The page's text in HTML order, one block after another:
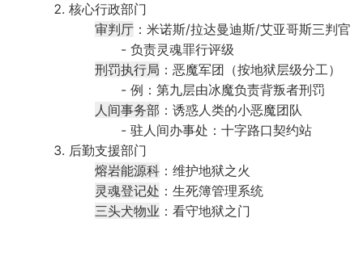
核心行政部门
审判厅 ：米诺斯/拉达曼迪斯/艾亚哥斯三判官
- 负责灵魂罪行评级
刑罚执行局 ：恶魔军团（按地狱层级分工）
- 例：第九层由冰魔负责背叛者刑罚
人间事务部 ：诱惑人类的小恶魔团队
- 驻人间办事处：十字路口契约站
后勤支援部门
熔岩能源科 ：维护地狱之火
灵魂登记处 ：生死簿管理系统
三头犬物业 ：看守地狱之门